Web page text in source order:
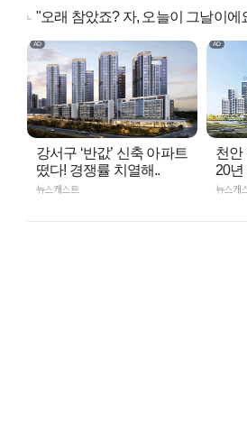
"오래 참았죠? 자, 오늘이 그날이에
강서구 ‘반값’ 신축 아파트
떴다! 경쟁률 치열해..
뉴스캐스트
천안
20년
뉴스캐